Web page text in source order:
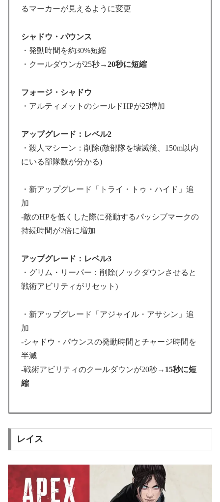
るマーカーが見えるように変更
シャドウ・パウンス
・発動時間を約30%短縮
・クールダウンが25秒→20秒に短縮
フォージ・シャドウ
・アルティメットのシールドHPが25増加
アップグレード：レベル2
・殺人マシーン：削除(敵部隊を壊滅後、150m以内
にいる部隊数が分かる)
・新アップグレード「トライ・トゥ・ハイド」追
加
-敵のHPを低くした際に発動するパッシブマークの
持続時間が2倍に増加
アップグレード：レベル3
・グリム・リーパー：削除(ノックダウンさせると
戦術アビリティがリセット)
・新アップグレード「アジャイル・アサシン」追
加
-シャドウ・パウンスの発動時間とチャージ時間を
半減
-戦術アビリティのクールダウンが20秒→ 15秒に短
縮
レイス